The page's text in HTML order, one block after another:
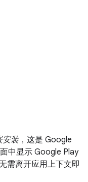
安装，这是 Google
中显示 Google Play
需离开应用上下文即